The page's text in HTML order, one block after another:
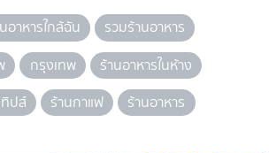
อาหารใกล้ฉัน
รวมร้านอาหาร
กรุงเทพ
ร้านอาหารในห้าง
ปส์ ร้านกาแฟ ร้านอาหาร